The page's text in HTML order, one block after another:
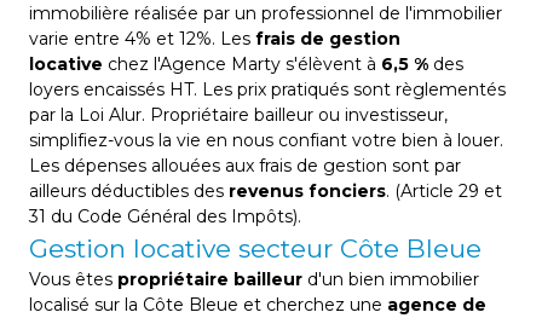
immobilière réalisée par un professionnel de l'immobilier
varie entre 4% et 12%. Les frais de gestion
locative chez l'Agence Marty s'élèvent à 6,5 % des
loyers encaissés HT. Les prix pratiqués sont règlementés
par la Loi Alur. Propriétaire bailleur ou investisseur,
simplifiez-vous la vie en nous confiant votre bien à louer.
Les dépenses allouées aux frais de gestion sont par
ailleurs déductibles des revenus fonciers. (Article 29 et
31 du Code Général des Impôts).
Gestion locative secteur Côte Bleue
Vous êtes propriétaire bailleur d'un bien immobilier
localisé sur la Côte Bleue et cherchez une agence de